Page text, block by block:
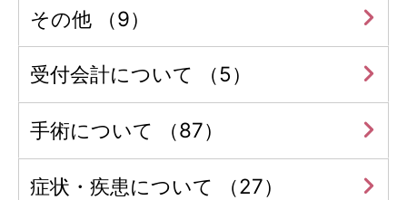
その他 （9）
受付会計について （5）
手術について （87）
症状・疾患について （27）